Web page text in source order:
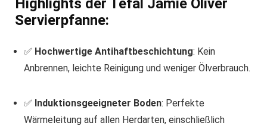
Highlights der Tefal Jamie Oliver
Servierpfanne:
✅ Hochwertige Antihaftbeschichtung: Kein
Anbrennen, leichte Reinigung und weniger Ölverbrauch.
✅ Induktionsgeeigneter Boden: Perfekte
Wärmeleitung auf allen Herdarten, einschließlich